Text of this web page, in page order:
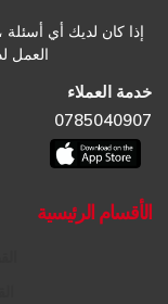
إذا كان لديك أي أسئلة
العمل لدينا من 9:00 حتي
خدمة العملاء
0785040907
الأقسام الرئيسية